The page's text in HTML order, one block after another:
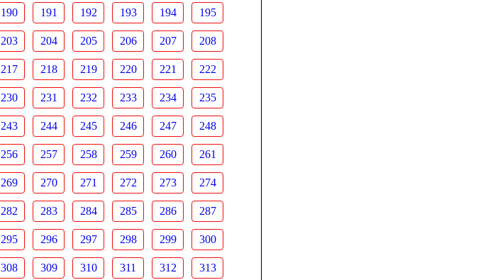
190 191 192 193 194 195
203 204 205 206 207 208
217 218 219 220 221 222
230 231 232 233 234 235
243 244 245 246 247 248
256 257 258 259 260 261
269 270 271 272 273 274
282 283 284 285 286 287
295 296 297 298 299 300
308 309 310 311 312 313